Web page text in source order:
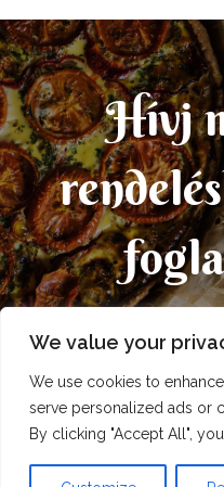
We value your
We use cookies to
serve personalized ads or
By clicking "Accept All",
Hívj
+36
Copyright © 2026